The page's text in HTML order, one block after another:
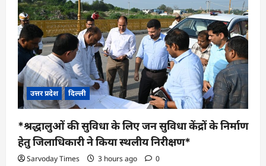
a
t
i
o
n
उत्तर प्रदेश दिल्ली
*श्रद्धालुओं की सुविधा के लिए जन सुविधा केंद्रों के निर्माण
हेतु जिलाधिकारी ने किया स्थलीय निरीक्षण*
Sarvoday Times 3 hours ago 0